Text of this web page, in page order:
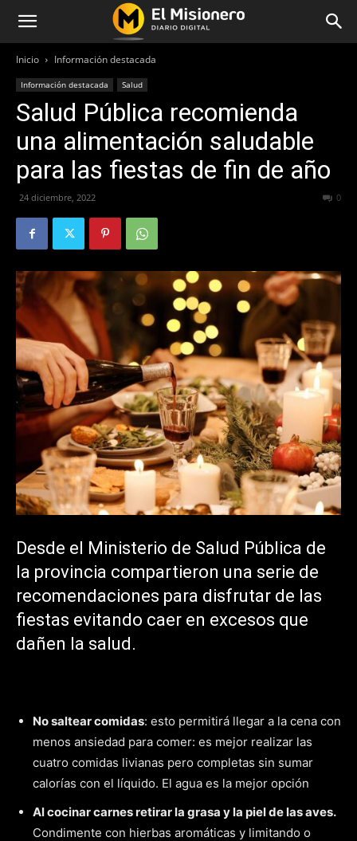
Inicio Información destacada
Información destacada Salud
Salud Pública recomienda
una alimentación saludable
para las fiestas de fin de año
24 diciembre, 2022 0
Desde el Ministerio de Salud Pública de
la provincia compartieron una serie de
recomendaciones para disfrutar de las
fiestas evitando caer en excesos que
dañen la salud.
No saltear comidas: esto permitirá llegar a la cena con
menos ansiedad para comer: es mejor realizar las
cuatro comidas livianas pero completas sin sumar
calorías con el líquido. El agua es la mejor opción
Al cocinar carnes retirar la grasa y la piel de las aves.
Condimente con hierbas aromáticas y limitando o